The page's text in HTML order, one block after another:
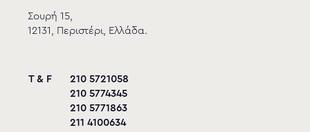
Σουρή 15,
12131, Περιστέρι, Ελλάδα.
T & F
210 5721058
210 5774345
210 5771863
211 4100634